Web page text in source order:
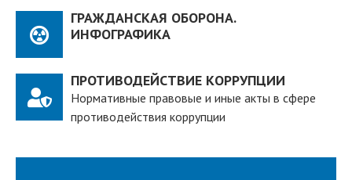
ГРАЖДАНСКАЯ ОБОРОНА.
ИНФОГРАФИКА
ПРОТИВОДЕЙСТВИЕ КОРРУПЦИИ
Нормативные правовые и иные акты в сфере
противодействия коррупции